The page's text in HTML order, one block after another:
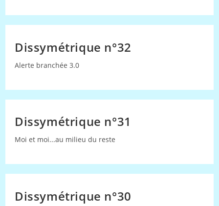
Dissymétrique n°32
Alerte branchée 3.0
Dissymétrique n°31
Moi et moi...au milieu du reste
Dissymétrique n°30